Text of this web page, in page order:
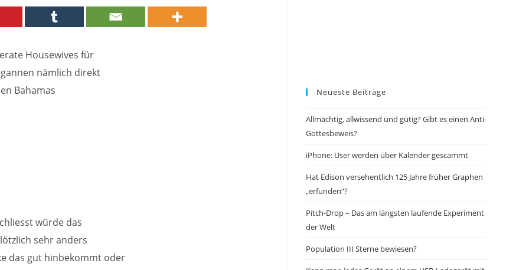
Housewives für
nämlich direkt
Bahamas
würde das
sehr anders
das gut hinbekommt oder
Neueste Beiträge
Allmächtig, allwissend und gütig? Gibt es einen Anti-
Gottesbeweis?
iPhone: User werden über Kalender gescammt
Hat Edison versehentlich 125 Jahre früher Graphen
„erfunden“?
Pitch-Drop – Das am längsten laufende Experiment
der Welt
Population III Sterne bewiesen?